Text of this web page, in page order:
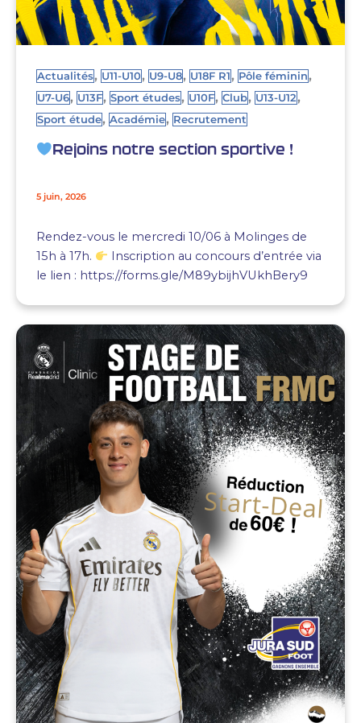
Actualités, U11-U10, U9-U8, U18F R1, Pôle féminin,
U7-U6, U13F, Sport études, U10F, Club, U13-U12,
Sport étude, Académie, Recrutement
Rejoins notre section sportive !
5 juin, 2026
Rendez-vous le mercredi 10/06 à Molinges de
15h à 17h.
Inscription au concours d’entrée via
le lien : https://forms.gle/M89ybijhVUkhBery9